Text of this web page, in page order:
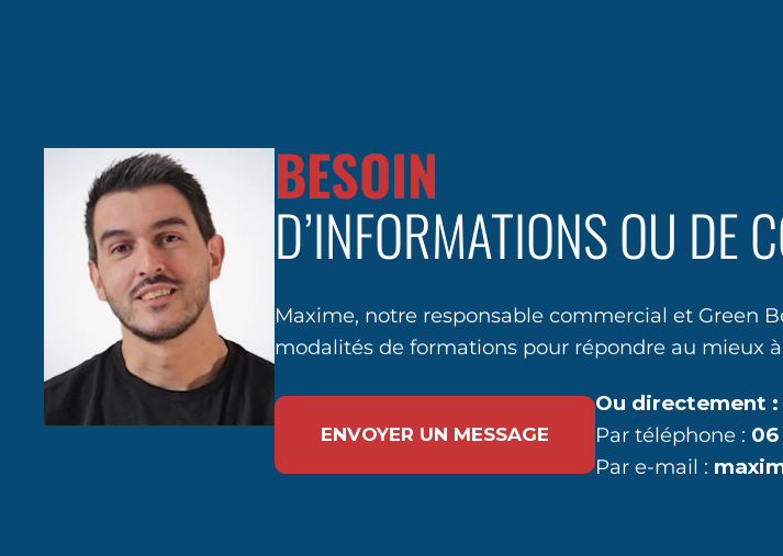
BESOIN
D’INFORMATIONS OU DE
Maxime, notre responsable commercial et Green
modalités de formations pour répondre au mieux
ENVOYER UN MESSAGE
Ou directement :
Par téléphone :
Par e-mail :